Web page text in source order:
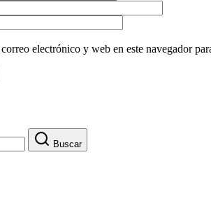
electrónico y web en este navegador
Buscar